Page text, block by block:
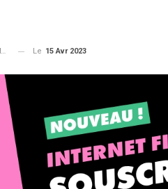
Le 15 Avr 2023